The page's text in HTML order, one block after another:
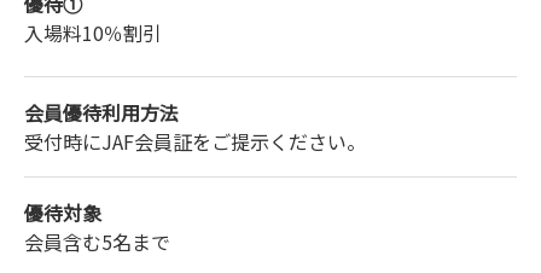
大人（中学生以上）
3,570円→2,860円
小学生
入場料10％割引
会員優待利用方法
受付時にJAF会員証をご提示ください。
優待対象
会員含む5名まで